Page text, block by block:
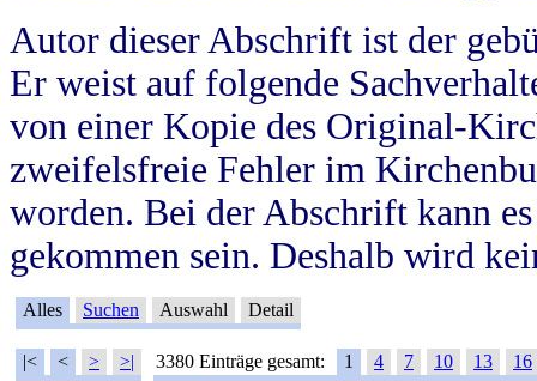
Autor dieser Abschrift ist der
Er weist auf folgende
von einer Kopie des Original-
zweifelsfreie Fehler im
worden. Bei der Abschrift kann
gekommen sein. Deshalb wird
Alles Suchen Auswahl Detail
|< < > >| 3380 Einträge gesamt: 1 4 7 10 13
16